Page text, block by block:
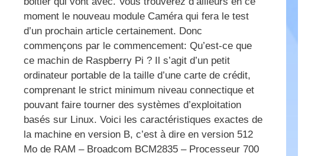
moment le nouveau module Caméra qui fera le test
d’un prochain article certainement. Donc
commençons par le commencement: Qu’est-ce que
ce machin de Raspberry Pi ? Il s’agit d’un petit
ordinateur portable de la taille d’une carte de crédit,
comprenant le strict minimum niveau connectique et
pouvant faire tourner des systèmes d’exploitation
basés sur Linux. Voici les caractéristiques exactes de
la machine en version B, c’est à dire en version 512
Mo de RAM – Broadcom BCM2835 – Processeur 700